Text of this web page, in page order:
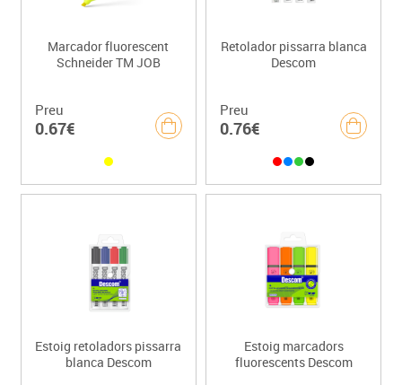
Marcador fluorescent
Schneider TM JOB
Preu
0.67€
Retolador pissarra blanca
Descom
Preu
0.76€
Estoig retoladors pissarra
blanca Descom
Estoig marcadors
fluorescents Descom